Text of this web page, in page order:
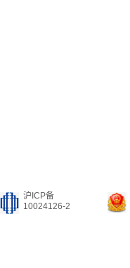
沪ICP备
10024126-2